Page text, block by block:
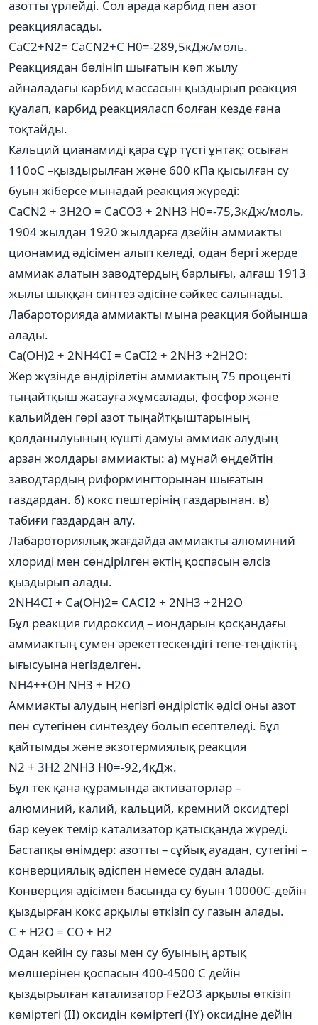
азотты үрлейді. Сол арада карбид пен азот
реакцияласады.
СаС2+N2= CаСN2+C H0=-289,5кДж/моль.
Реакциядан бөлініп шығатын көп жылу
айналадағы карбид массасын қыздырып реакция
қуалап, карбид реакцияласп болған кезде ғана
тоқтайды.
Кальций цианамиді қара сұр түсті ұнтақ: осыған
110оС –қыздырылған және 600 кПа қысылған су
буын жіберсе мынадай реакция жүреді:
СаСN2 + 3H2O = CaCO3 + 2NH3 H0=-75,3кДж/моль.
1904 жылдан 1920 жылдарға дзейін аммиакты
ционамид әдісімен алып келеді, одан бергі жерде
аммиак алатын заводтердың барлығы, алғаш 1913
жылы шыққан синтез әдісіне сәйкес салынады.
Лабароторияда аммиакты мына реакция бойынша
алады.
Са(ОН)2 + 2NH4CI = CaCI2 + 2NH3 +2H2O:
Жер жүзінде өндірілетін аммиактың 75 проценті
тыңайтқыш жасауға жұмсалады, фосфор және
кальийден гөрі азот тыңайтқыштарының
қолданылуының күшті дамуы аммиак алудың
арзан жолдары аммиакты: а) мұнай өңдейтін
заводтардың риформингторынан шығатын
газдардан. б) кокс пештерінің газдарынан. в)
табиғи газдардан алу.
Лабароториялық жағдайда аммиакты алюминий
хлориді мен сөндірілген әктің қоспасын әлсіз
қыздырып алады.
2NH4CI + Ca(OH)2= CACI2 + 2NH3 +2H2O
Бұл реакция гидроксид – иондарын қосқандағы
аммиактың сумен әрекеттескендігі тепе-теңдіктің
ығысуына негізделген.
NH4++OH NH3 + H2O
Аммиакты алудың негізгі өндірістік әдісі оны азот
пен сутегінен синтездеу болып есептеледі. Бұл
қайтымды және экзотермиялық реакция
N2 + 3H2 2NH3 H0=-92,4кДж.
Бұл тек қана құрамында активаторлар –
алюминий, калий, кальций, кремний оксидтері
бар кеуек темір катализатор қатысқанда жүреді.
Бастапқы өнімдер: азотты – сұйық ауадан, сутегіні –
конверциялық әдіспен немесе судан алады.
Конверция әдісімен басында су буын 10000С-дейін
қыздырған кокс арқылы өткізіп су газын алады.
С + Н2О = CO + H2
Одан кейін су газы мен су буының артық
мөлшерінен қоспасын 400-4500 С дейін
қыздырылған катализатор Fe2O3 арқылы өткізіп
көміртегі (ІІ) оксидін көміртегі (ІҮ) оксидіне дейін